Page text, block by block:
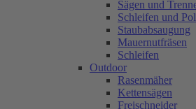
Sägen und
Schleifen und
Staubabsaugung
Mauernutfräsen
Schleifen
Outdoor
Rasenmäher
Kettensägen
Freischneider